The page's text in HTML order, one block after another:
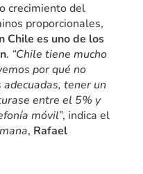
crecimiento del
proporcionales,
Chile es uno de los
. “Chile tiene mucho
por qué no
tener un
entre el 5% y
móvil”, indica el
, Rafael